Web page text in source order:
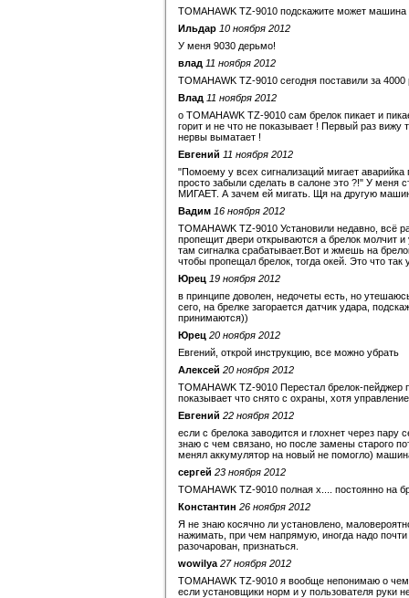
TOMAHAWK TZ-9010 подскажите может машина
Ильдар 10 ноября 2012
У меня 9030 дерьмо!
влад 11 ноября 2012
TOMAHAWK TZ-9010 сегодня поставили за
Влад 11 ноября 2012
о TOMAHAWK TZ-9010 сам брелок пикает и
горит и не что не показывает ! Первый раз вижу
нервы выматает !
Евгений 11 ноября 2012
"Помоему у всех сигнализаций мигает
просто забыли сделать в салоне это ?!" У меня
МИГАЕТ. А зачем ей мигать. Щя на другую
Вадим 16 ноября 2012
TOMAHAWK TZ-9010 Установили недавно, всё
пропещит двери открываются а брелок молчит
там сигналка срабатывает.Вот и жмешь на
чтобы пропещал брелок, тогда окей. Это что так
Юрец 19 ноября 2012
в принципе доволен, недочеты есть, но
сего, на брелке загорается датчик удара,
принимаются))
Юрец 20 ноября 2012
Евгений, открой инструкцию, все можно убрать
Алексей 20 ноября 2012
TOMAHAWK TZ-9010 Перестал брелок-пейджер
показывает что снято с охраны, хотя
Евгений 22 ноября 2012
если с брелока заводится и глохнет через пару
знаю с чем связано, но после замены старого
менял аккумулятор на новый не помогло)
сергей 23 ноября 2012
TOMAHAWK TZ-9010 полная х.... постоянно на
Константин 26 ноября 2012
Я не знаю косячно ли установлено,
нажимать, при чем напрямую, иногда надо
разочарован, признаться.
wowilya 27 ноября 2012
TOMAHAWK TZ-9010 я вообще непонимаю о
если установщики норм и у пользователя руки